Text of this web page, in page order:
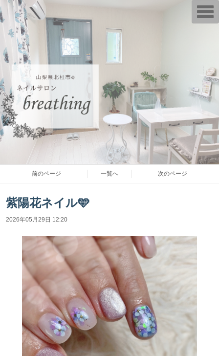
前のページ 一覧へ 次のページ
紫陽花ネイル🩵
2026年05月29日 12:20
T
o
g
i
g
a
t
o
n